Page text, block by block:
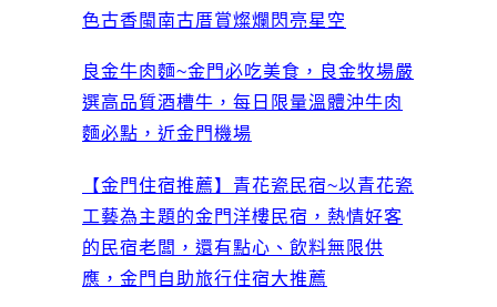
色古香閩南古厝賞燦爛閃亮星空
良金牛肉麵~金門必吃美食，良金牧場嚴
選高品質酒槽牛，每日限量溫體沖牛肉
麵必點，近金門機場
【金門住宿推薦】青花瓷民宿~以青花瓷
工藝為主題的金門洋樓民宿，熱情好客
的民宿老闆，還有點心、飲料無限供
應，金門自助旅行住宿大推薦